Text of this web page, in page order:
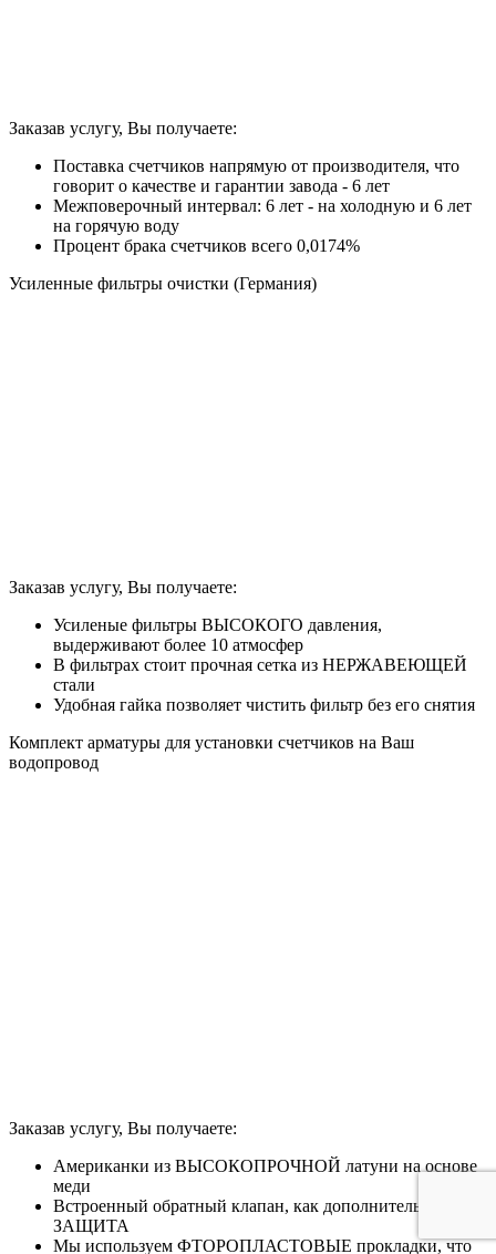
Заказав услугу, Вы получаете:
Поставка счетчиков напрямую от производителя, что
говорит о качестве и гарантии завода - 6 лет
Межповерочный интервал: 6 лет - на холодную и 6 лет
на горячую воду
Процент брака счетчиков всего 0,0174%
Усиленные фильтры очистки (Германия)
Заказав услугу, Вы получаете:
Усиленые фильтры ВЫСОКОГО давления,
выдерживают более 10 атмосфер
В фильтрах стоит прочная сетка из НЕРЖАВЕЮЩЕЙ
стали
Удобная гайка позволяет чистить фильтр без его снятия
Комплект арматуры для установки счетчиков на Ваш
водопровод
Заказав услугу, Вы получаете:
Американки из ВЫСОКОПРОЧНОЙ латуни на основе
меди
Встроенный обратный клапан, как дополнительная
ЗАЩИТА
Мы используем ФТОРОПЛАСТОВЫЕ прокладки, что